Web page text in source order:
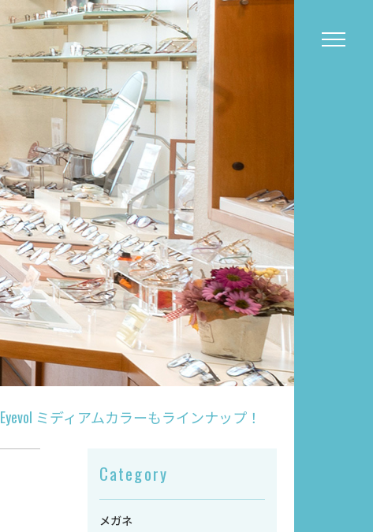
Eyevol ミディアムカラーもラインナップ！
Category
メガネ